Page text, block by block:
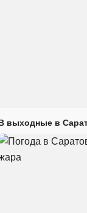
выходные в